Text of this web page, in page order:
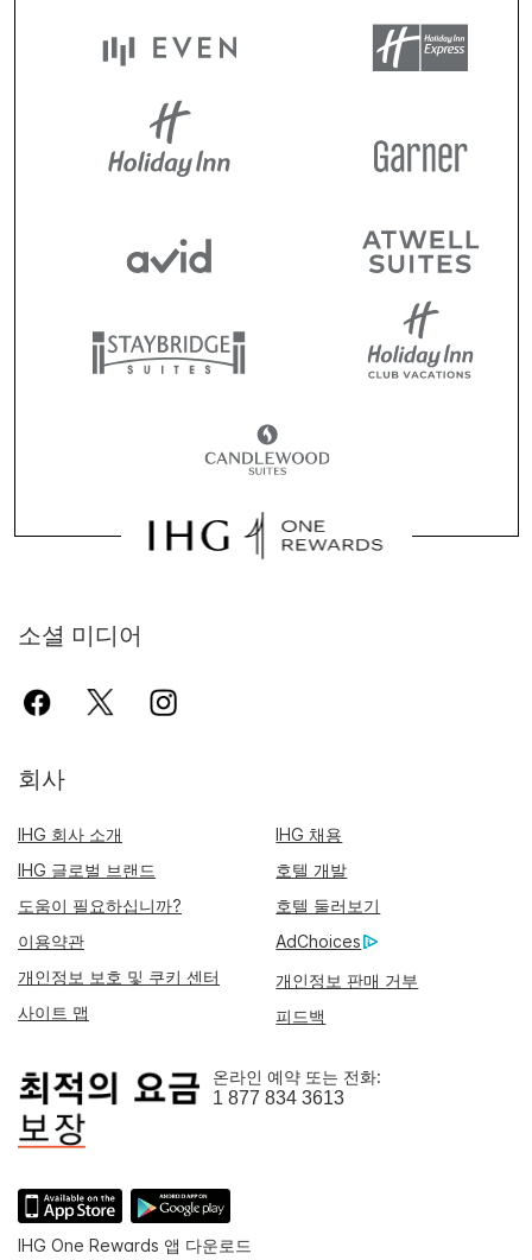
소셜 미디어
회사
IHG 회사 소개
IHG 채용
IHG 글로벌 브랜드
호텔 개발
도움이 필요하십니까?
호텔 둘러보기
이용약관
AdChoices
개인정보 보호 및 쿠키 센터
개인정보 판매 거부
사이트 맵
피드백
온라인 예약 또는 전화:
1 877 834 3613
IHG One Rewards 앱 다운로드